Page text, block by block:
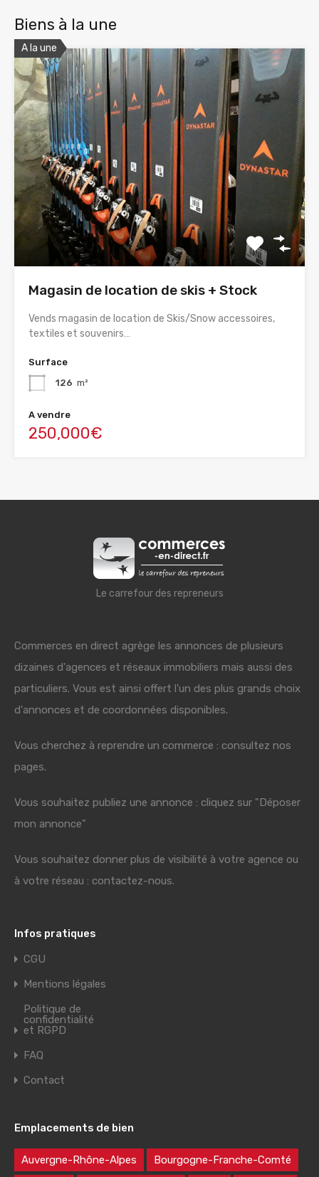
Biens à la une
A la une
Magasin de location de skis + Stock
Vends magasin de location de Skis/Snow accessoires,
textiles et souvenirs…
Surface
126 m²
A vendre
250,000€
Le carrefour des repreneurs
Commerces en direct agrège les annonces de plusieurs
dizaines d'agences et réseaux immobiliers mais aussi des
particuliers. Vous est ainsi offert l'un des plus grands choix
d'annonces et de coordonnées disponibles.
Vous cherchez à reprendre un commerce : consultez nos
pages.
Vous souhaitez publiez une annonce : cliquez sur "Déposer
mon annonce"
Vous souhaitez donner plus de visibilité à votre agence ou
à votre réseau : contactez-nous.
Infos pratiques
CGU
Mentions légales
Politique de
confidentialité
et RGPD
FAQ
Contact
Emplacements de bien
Auvergne-Rhône-Alpes Bourgogne-Franche-Comté